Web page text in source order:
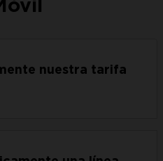
nuestra tarifa